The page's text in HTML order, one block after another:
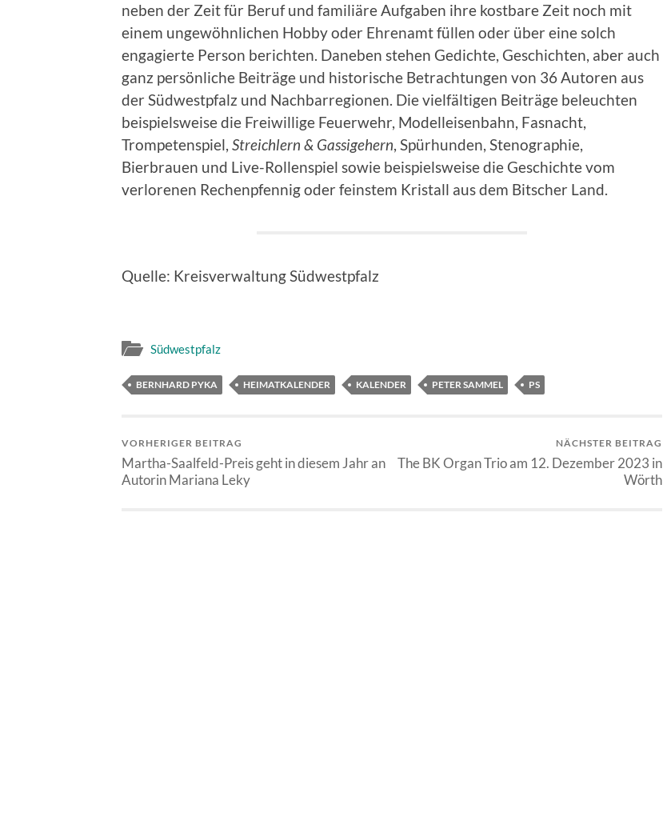
neben der Zeit für Beruf und familiäre Aufgaben ihre kostbare Zeit noch mit
einem ungewöhnlichen Hobby oder Ehrenamt füllen oder über eine solch
engagierte Person berichten. Daneben stehen Gedichte, Geschichten, aber auch
ganz persönliche Beiträge und historische Betrachtungen von 36 Autoren aus
der Südwestpfalz und Nachbarregionen. Die vielfältigen Beiträge beleuchten
beispielsweise die Freiwillige Feuerwehr, Modelleisenbahn, Fasnacht,
Trompetenspiel, Streichlern & Gassigehern, Spürhunden, Stenographie,
Bierbrauen und Live-Rollenspiel sowie beispielsweise die Geschichte vom
verlorenen Rechenpfennig oder feinstem Kristall aus dem Bitscher Land.
Quelle: Kreisverwaltung Südwestpfalz
Südwestpfalz
BERNHARD PYKA HEIMATKALENDER KALENDER PETER SAMMEL PS
VORHERIGER BEITRAG
Martha-Saalfeld-Preis geht in diesem Jahr an
Autorin Mariana Leky
NÄCHSTER BEITRAG
The BK Organ Trio am 12. Dezember 2023 in
Wörth